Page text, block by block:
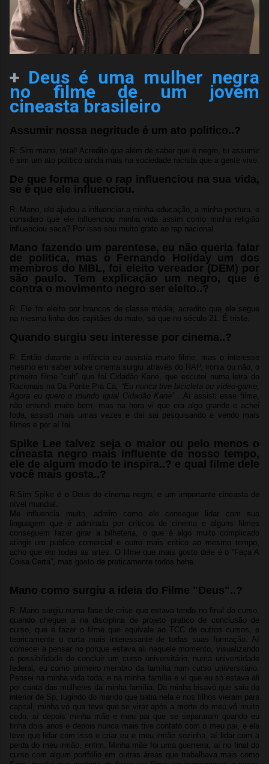
+ Deus é uma mulher negra
no filme de um jovem
cineasta brasileiro
Assumir nossa negritude é um ato politico..?
R: Sim mano, total! Acredito que além de saber que é negro, tu assumir
é sim um ato politico ainda mais na sociedade racista que a gente vive.
De que forma que o rap influenciou na sua vida,
se é que ele influenciou.
R: Mano, ele ajudou a influenciar a minha educação, a minha postura, e
considero que ele influenciou minha vida assim como minha religião
influenciou saca? Por isso sou muito grato ao rap nacional.
Mano fazendo um parentese, eu não queria falar
de politica, mas o Fernando Holiday um dos
membros do MBL, foi eleito vereador (DEM) por
são paulo. Tem explicação um negro, que é
contra o movimento negro ser eleito..?
R: Ele foi eleito por brancos de classe média, acredito que ele segue
na mesma linha dos capitães do mato, só que no século 21. É triste.
Quando surgiu seu interesse por cinema..?
R: Então durante a infância eu assistia muito filme, mas o interesse
mesmo em saber sobre cinema surgiu através do RAP, ironia ou não, o
primeiro filme “cult” que foi Cidadão Kane, que escutei numa letra do
Racionais na Da Ponte Pra Cá, “Eu nunca tive bicicleta ou vídeo-game,
Agora eu quero o mundo igual Cidadão Kane”
. Ai assisti esse filme,
não entendi muito bem, mas na hora vi que era algo grande e achei
foda, assisti mais umas vezes e daí sai pesquisando e vendo mais
filmes e por aí foi.
Spike Lee talvez seja o maior ou pelo menos o
cineasta negro mais influente de nosso tempo,
ele de algum modo te inspira..? e qual filme dele
você mais gosta..?
R:Sim Spike é o Deus do cinema negro, e um importante cineasta de
nível mundial.
Me influencia muito, admiro como ele consegue lidar com sua
linguagem que é admirada por críticos de cinema e alguns filmes
conseguem fazer girar a bilheteria, o que é algo muito complicado
atingir um publico comercial e outro mais critico ao mesmo tempo,
acho que em todas as artes. O filme que mais gosto dele é o “Faça A
Coisa Certa”, mas gosto de praticamente todos hehe.
Mano como surgiu a ideia do Filme "Deus"..?
R: Mano surgiu numa fase de crise que estava tendo no final do curso,
quando cheguei a na disciplina de projeto pratico de conclusão de
curso, que é fazer o filme que equivale ao TCC de outros cursos, e
teoricamente o curta mais interessante de todas suas formação. Aí
comecei a pensar no porque estava ali naquele momento, visualizando
a possibilidade de concluir um curso universitário, numa universidade
federal, eu como primeiro membro da família num curso universitário.
Pensei na minha vida toda, e na minha família e vi que eu só estava ali
por conta das mulheres da minha família. Da minha bisavó que saiu do
interior de Sp, fugindo do marido que batia nela e nos filhos vieram para
capital, minha vó que teve que se virar após a morte do meu vô muito
cedo, aí depois minha mãe e meu pai que se separaram quando eu
tinha dois anos e depois nunca mais tive contato com o meu pai, e ela
teve que lidar com isso e criar eu e meu irmão sozinha, aí lidar com a
perda do meu irmão, enfim. Minha mãe foi uma guerreira, aí no final do
curso com algum portfólio em outras áreas que trabalhava mais como